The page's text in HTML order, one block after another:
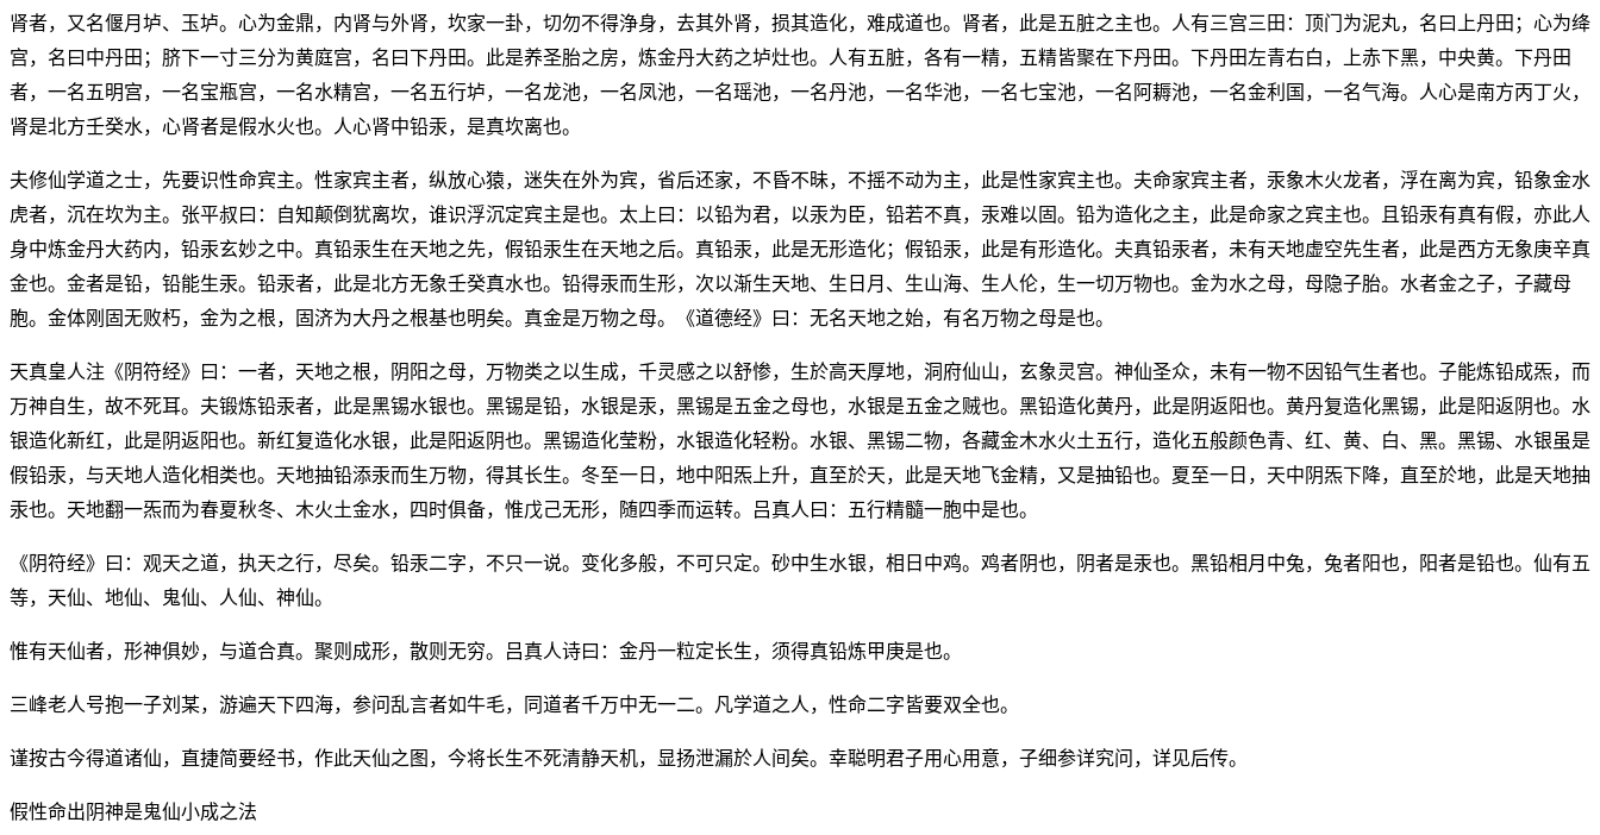
肾者，又名偃月垆、玉垆。心为金鼎，内肾与外肾，坎家一卦，切勿不得浄身，去其外肾，损其造化，难成道也。肾者，此是五脏之主也。人有三宫三田：顶门为泥丸，名曰上丹田；心为绛
宫，名曰中丹田；脐下一寸三分为黄庭宫，名曰下丹田。此是养圣胎之房，炼金丹大药之垆灶也。人有五脏，各有一精，五精皆聚在下丹田。下丹田左青右白，上赤下黑，中央黄。下丹田
者，一名五明宫，一名宝瓶宫，一名水精宫，一名五行垆，一名龙池，一名凤池，一名瑶池，一名丹池，一名华池，一名七宝池，一名阿耨池，一名金利国，一名气海。人心是南方丙丁火，
肾是北方壬癸水，心肾者是假水火也。人心肾中铅汞，是真坎离也。
夫修仙学道之士，先要识性命宾主。性家宾主者，纵放心猿，迷失在外为宾，省后还家，不昏不昧，不摇不动为主，此是性家宾主也。夫命家宾主者，汞象木火龙者，浮在离为宾，铅象金水
虎者，沉在坎为主。张平叔曰：自知颠倒犹离坎，谁识浮沉定宾主是也。太上曰：以铅为君，以汞为臣，铅若不真，汞难以固。铅为造化之主，此是命家之宾主也。且铅汞有真有假，亦此人
身中炼金丹大药内，铅汞玄妙之中。真铅汞生在天地之先，假铅汞生在天地之后。真铅汞，此是无形造化；假铅汞，此是有形造化。夫真铅汞者，未有天地虚空先生者，此是西方无象庚辛真
金也。金者是铅，铅能生汞。铅汞者，此是北方无象壬癸真水也。铅得汞而生形，次以渐生天地、生日月、生山海、生人伦，生一切万物也。金为水之母，母隐子胎。水者金之子，子藏母
胞。金体刚固无败朽，金为之根，固济为大丹之根基也明矣。真金是万物之母。《道德经》曰：无名天地之始，有名万物之母是也。
天真皇人注《阴符经》曰：一者，天地之根，阴阳之母，万物类之以生成，千灵感之以舒惨，生於高天厚地，洞府仙山，玄象灵宫。神仙圣众，未有一物不因铅气生者也。子能炼铅成炁，而
万神自生，故不死耳。夫锻炼铅汞者，此是黑锡水银也。黑锡是铅，水银是汞，黑锡是五金之母也，水银是五金之贼也。黑铅造化黄丹，此是阴返阳也。黄丹复造化黑锡，此是阳返阴也。水
银造化新红，此是阴返阳也。新红复造化水银，此是阳返阴也。黑锡造化莹粉，水银造化轻粉。水银、黑锡二物，各藏金木水火土五行，造化五般颜色青、红、黄、白、黑。黑锡、水银虽是
假铅汞，与天地人造化相类也。天地抽铅添汞而生万物，得其长生。冬至一日，地中阳炁上升，直至於天，此是天地飞金精，又是抽铅也。夏至一日，天中阴炁下降，直至於地，此是天地抽
汞也。天地翻一炁而为春夏秋冬、木火土金水，四时俱备，惟戊己无形，随四季而运转。吕真人曰：五行精髓一胞中是也。
《阴符经》曰：观天之道，执天之行，尽矣。铅汞二字，不只一说。变化多般，不可只定。砂中生水银，相日中鸡。鸡者阴也，阴者是汞也。黑铅相月中兔，兔者阳也，阳者是铅也。仙有五
等，天仙、地仙、鬼仙、人仙、神仙。
惟有天仙者，形神俱妙，与道合真。聚则成形，散则无穷。吕真人诗曰：金丹一粒定长生，须得真铅炼甲庚是也。
三峰老人号抱一子刘某，游遍天下四海，参问乱言者如牛毛，同道者千万中无一二。凡学道之人，性命二字皆要双全也。
谨按古今得道诸仙，直捷简要经书，作此天仙之图，今将长生不死清静天机，显扬泄漏於人间矣。幸聪明君子用心用意，子细参详究问，详见后传。
假性命出阴神是鬼仙小成之法